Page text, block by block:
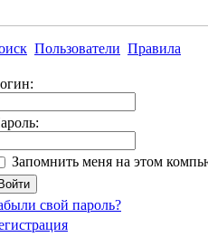
Пользователи Правила
Запомнить меня на этом
свой пароль?